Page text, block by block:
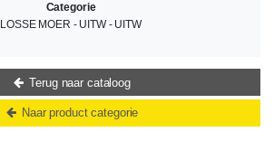
Categorie
LOSSE MOER - UITW - UITW
Terug naar cataloog
Naar product categorie